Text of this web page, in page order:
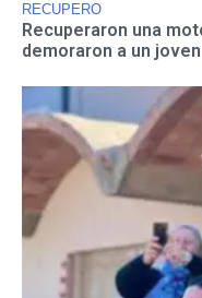
RECUPERO
Recuperaron una
demoraron a un joven